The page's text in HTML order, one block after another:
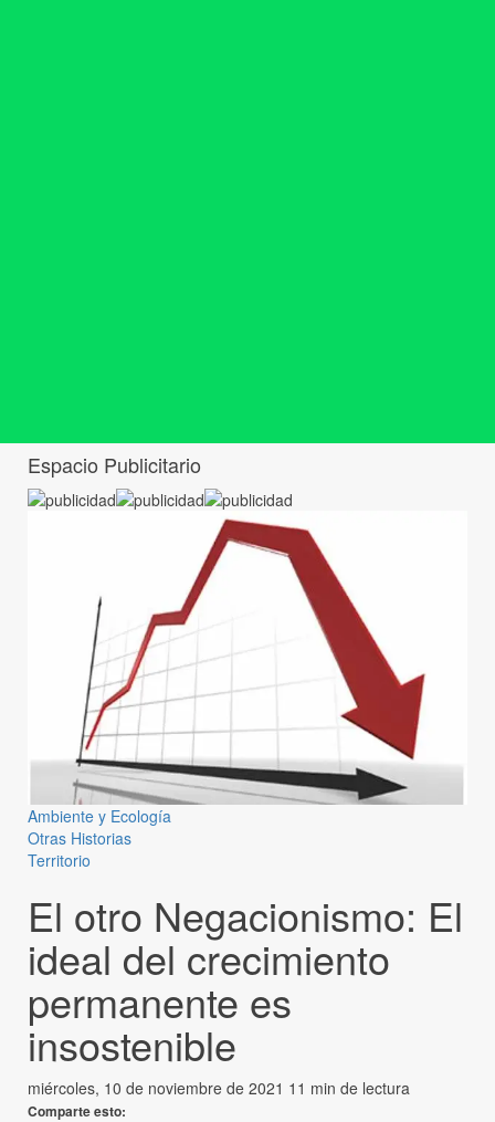
Espacio Publicitario
Ambiente y Ecología
Otras Historias
Territorio
El otro Negacionismo: El
ideal del crecimiento
permanente es
insostenible
miércoles, 10 de noviembre de 2021 11 min de lectura
Comparte esto: